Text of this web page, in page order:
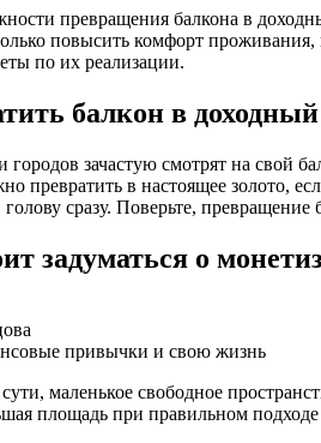
превращения балкона в
повысить комфорт
по их реализации.
балкон в
городов зачастую смотрят на свой
превратить в настоящее золото,
голову сразу. Поверьте,
задуматься о
привычки и свою жизнь
маленькое свободное
площадь при правильном